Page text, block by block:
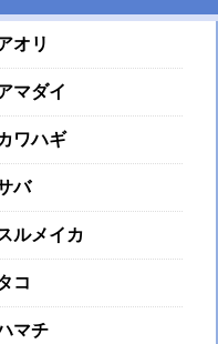
オリ
マダイ
ワハギ
バ
ルメイカ
コ
マチ